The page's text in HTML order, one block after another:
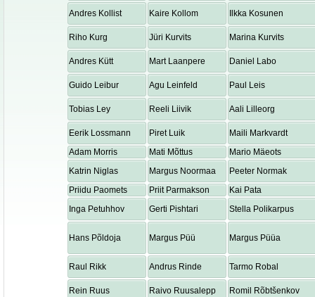
Andres Kollist Kaire Kollom Ilkka Kosunen
Riho Kurg Jüri Kurvits Marina Kurvits
Andres Kütt Mart Laanpere Daniel Labo
Guido Leibur Agu Leinfeld Paul Leis
Tobias Ley Reeli Liivik Aali Lilleorg
Eerik Lossmann Piret Luik
Maili Markvardt
Adam Morris
Mati Mõttus
Mario Mäeots
Katrin Niglas
Margus Noormaa
Peeter Normak
Priidu Paomets
Priit Parmakson
Kai Pata
Inga Petuhhov
Gerti Pishtari Stella Polikarpus
Hans Põldoja Margus Püü Margus Püüa
Raul Rikk Andrus Rinde Tarmo Robal
Rein Ruus Raivo Ruusalepp Romil Rõbtšenkov